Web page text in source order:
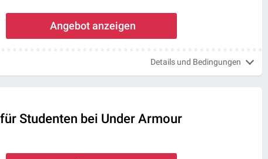
Angebot anzeigen
Details und Bedingungen
Studenten bei Under Armour